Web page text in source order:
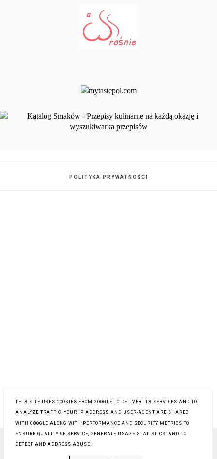
POLITYKA PRYWATNOŚCI
COPYRIGHT ©PROSTY PRZEPIS NA
BLOG DESIGN:KAROGRAFIA.PL
THIS SITE USES COOKIES FROM GOOGLE TO DELIVER ITS SERVICES AND TO
ANALYZE TRAFFIC. YOUR IP ADDRESS AND USER-AGENT ARE SHARED
WITH GOOGLE ALONG WITH PERFORMANCE AND SECURITY METRICS TO
ENSURE QUALITY OF SERVICE, GENERATE USAGE STATISTICS, AND TO
DETECT AND ADDRESS ABUSE.